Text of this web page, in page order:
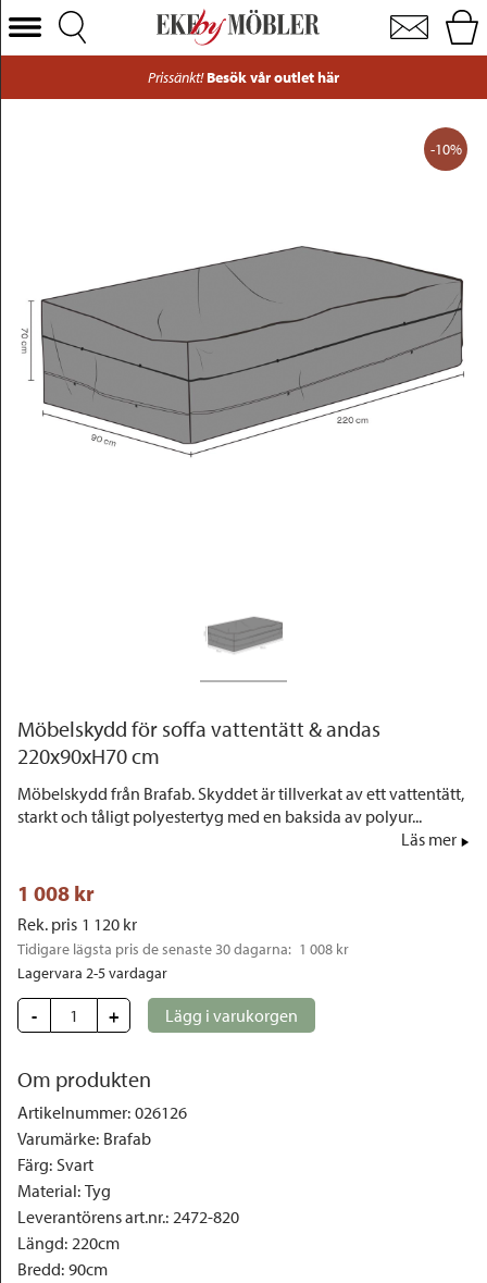
Möbelskydd för soffa vattentätt & andas 220x90xH70 cm
Välj Kategori
Förvaring
Inredning
Mattor
Belysning
Utemöbler
Prissänkt! Besök vår outlet här
-10%
Möbelskydd för soffa vattentätt & andas
220x90xH70 cm
Möbelskydd från Brafab. Skyddet är tillverkat av ett vattentätt,
starkt och tåligt polyestertyg med en baksida av polyur...
Läs mer
1 008 kr
Rek. pris 1 120 kr
Tidigare lägsta pris de senaste 30 dagarna: 1 008 kr
Lagervara 2-5 vardagar
- + Lägg i varukorgen
Om produkten
Artikelnummer: 026126
Varumärke: Brafab
Färg: Svart
Material: Tyg
Leverantörens art.nr.: 2472-820
Längd: 220cm
Bredd: 90cm